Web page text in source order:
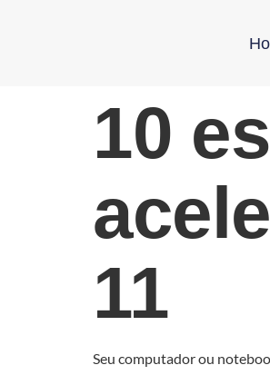
10
11
Seu computador ou